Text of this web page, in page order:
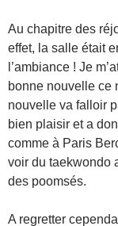
Au chapitre des
effet, la salle était
l’ambiance ! Je
bonne nouvelle ce
nouvelle va falloir
bien plaisir et a
comme à Paris
voir du taekwondo
des poomsés.
A regretter